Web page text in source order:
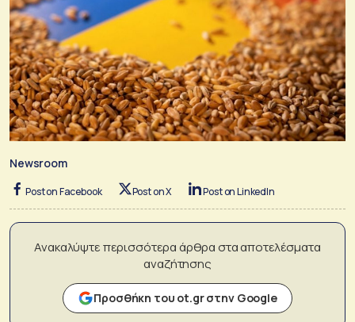
Newsroom
Post on Facebook Post on X Post on LinkedIn
Ανακαλύψτε περισσότερα άρθρα στα αποτελέσματα
αναζήτησης
Προσθήκη του ot.gr στην Google